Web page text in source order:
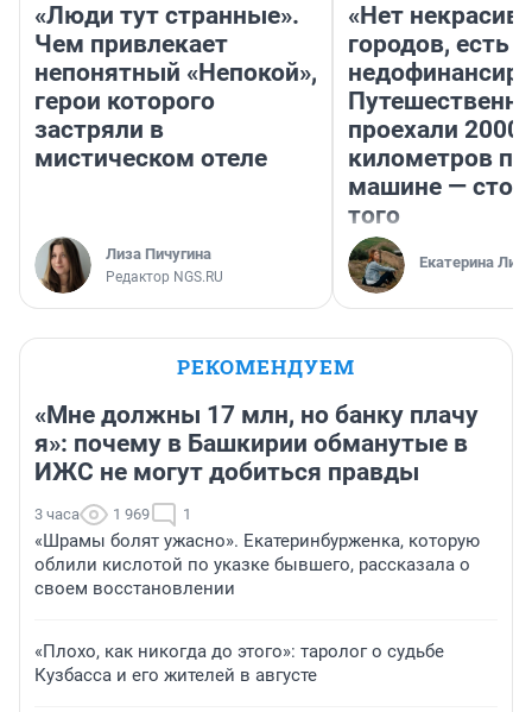
«Люди тут странные».
Чем привлекает
непонятный «Непокой»,
герои которого
застряли в
мистическом отеле
Лиза Пичугина
Редактор NGS.RU
«Нет
городов, есть
проехали 2000
километров по
машине —
того
Екатерина
РЕКОМЕНДУЕМ
«Мне должны 17 млн, но банку плачу
я»: почему в Башкирии обманутые в
ИЖС не могут добиться правды
3 часа 1 969 1
«Шрамы болят ужасно». Екатеринбурженка, которую
облили кислотой по указке бывшего, рассказала о
своем восстановлении
«Плохо, как никогда до этого»: таролог о судьбе
Кузбасса и его жителей в августе